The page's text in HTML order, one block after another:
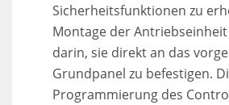
Sicherheitsfunktionen zu
Montage der
darin, sie direkt an das
Grundpanel zu befestigen.
Programmierung des